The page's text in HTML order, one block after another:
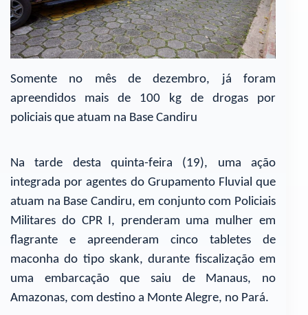
Somente no mês de dezembro, já foram
apreendidos mais de 100 kg de drogas por
policiais que atuam na Base Candiru
Na tarde desta quinta-feira (19), uma ação
integrada por agentes do Grupamento Fluvial que
atuam na Base Candiru, em conjunto com Policiais
Militares do CPR I, prenderam uma mulher em
flagrante e apreenderam cinco tabletes de
maconha do tipo skank, durante fiscalização em
uma embarcação que saiu de Manaus, no
Amazonas, com destino a Monte Alegre, no Pará.